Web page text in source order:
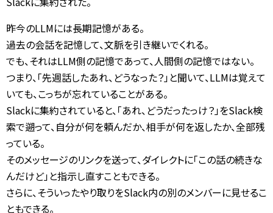
昨今のLLMには長期記憶がある。
過去の会話を記憶して、文脈を引き継いでくれる。
でも、それはLLM側の記憶であって、人間側の記憶ではない。
つまり、「先週話したあれ、どうなった？」と聞いて、LLMは覚えて
いても、こっちが忘れていることがある。
Slackに集約されていると、「あれ、どうだったっけ？」をSlack検
索で遡って、自分が何を頼んだか、相手が何を返したか、全部残
っている。
そのメッセージのリンクを送って、ダイレクトに「この話の続きな
んだけど」と指示し直すこともできる。
さらに、そういったやり取りをSlack内の別のメンバーに見せるこ
ともできる。